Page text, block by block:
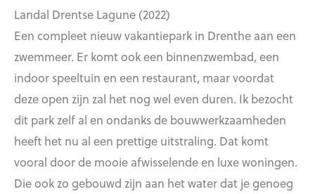
Landal Drentse Lagune (2022)
Een compleet nieuw vakantiepark in Drenthe aan een
zwemmeer. Er komt ook een binnenzwembad, een
indoor speeltuin en een restaurant, maar voordat
deze open zijn zal het nog wel even duren. Ik bezocht
dit park zelf al en ondanks de bouwwerkzaamheden
heeft het nu al een prettige uitstraling. Dat komt
vooral door de mooie afwisselende en luxe woningen.
Die ook zo gebouwd zijn aan het water dat je genoeg